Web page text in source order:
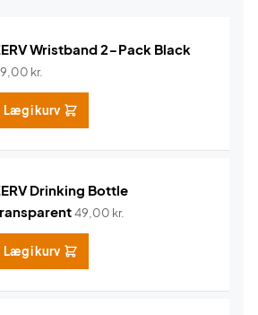
Wristband 2-Pack Black
kr.
Læg i kurv
Drinking Bottle
49,00 kr.
Læg i kurv